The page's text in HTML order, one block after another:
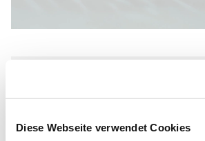
Diese Webseite verwendet Cookies
Dienstag, 2. Juni 2026,
Abdinghofkirche, Am